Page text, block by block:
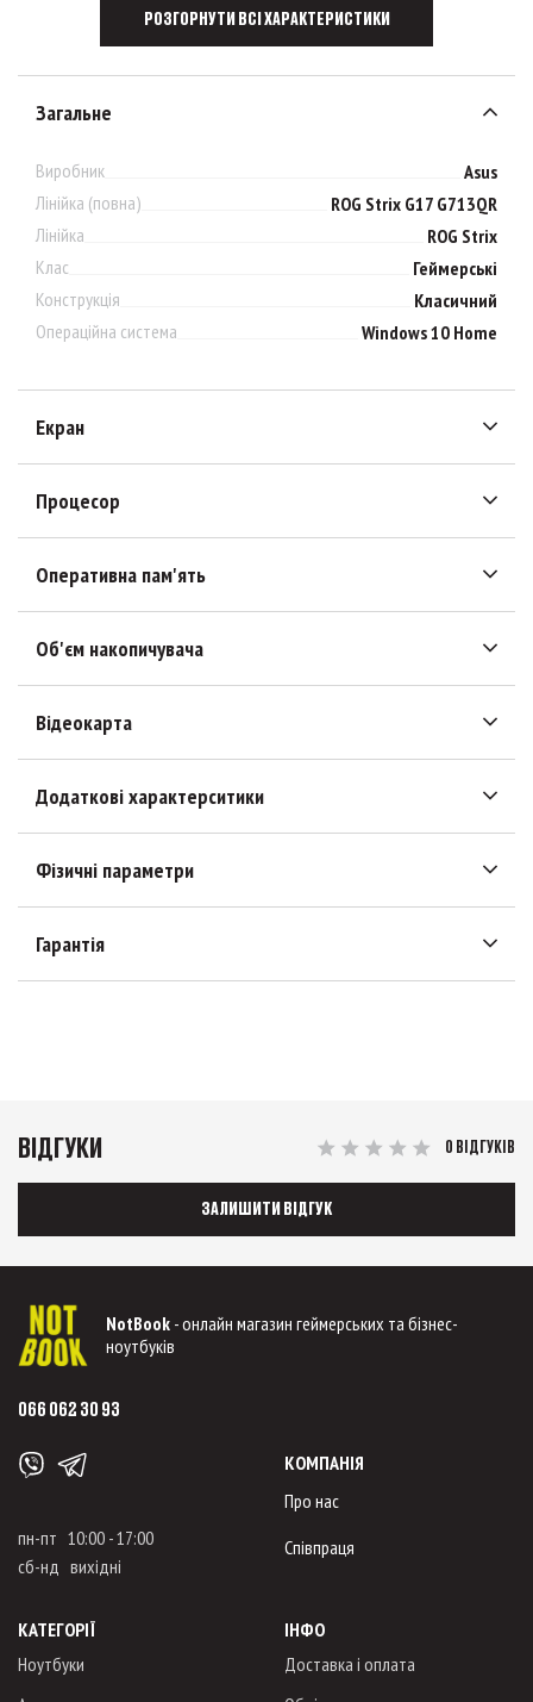
РОЗГОРНУТИ ВСІ ХАРАКТЕРИСТИКИ
Загальне
Виробник
Asus
Лінійка (повна)
ROG Strix G17 G713QR
Лінійка
ROG Strix
Клас
Геймерські
Конструкція
Класичний
Операційна система
Windows 10 Home
Екран
Процесор
Оперативна пам'ять
Об'єм накопичувача
Відеокарта
Додаткові характерситики
Фізичні параметри
Гарантія
ВІДГУКИ 0 ВІДГУКІВ
ЗАЛИШИТИ ВІДГУК
NotBook - онлайн магазин геймерських та бізнес-
ноутбуків
066 062 30 93
пн-пт 10:00 - 17:00
сб-нд вихідні
КОМПАНІЯ
Про нас
Співпраця
КАТЕГОРІЇ
Ноутбуки
ІНФО
Доставка і оплата